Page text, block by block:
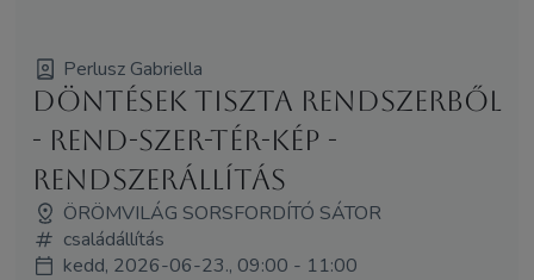
Perlusz Gabriella
Döntések tiszta rendszerből
- Rend-Szer-Tér-Kép -
rendszerállítás
ÖRÖMVILÁG SORSFORDÍTÓ SÁTOR
családállítás
kedd, 2026-06-23., 09:00 - 11:00